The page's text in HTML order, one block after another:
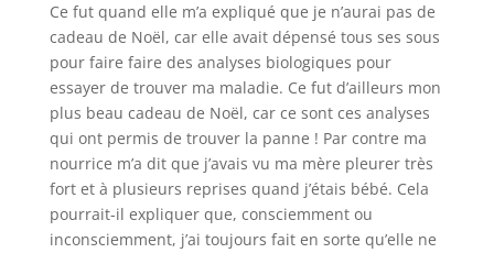
Ce fut quand elle m’a expliqué que je n’aurai pas de
cadeau de Noël, car elle avait dépensé tous ses sous
pour faire faire des analyses biologiques pour
essayer de trouver ma maladie. Ce fut d’ailleurs mon
plus beau cadeau de Noël, car ce sont ces analyses
qui ont permis de trouver la panne ! Par contre ma
nourrice m’a dit que j’avais vu ma mère pleurer très
fort et à plusieurs reprises quand j’étais bébé. Cela
pourrait-il expliquer que, consciemment ou
inconsciemment, j’ai toujours fait en sorte qu’elle ne